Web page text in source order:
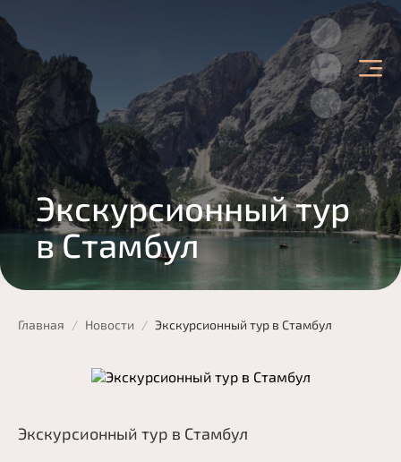
Главная
Подбор тура
Горящие туры
Туры из Витебска
Таиланд
О нас
Контакты
Экскурсионный тур
в Стамбул
Главная Новости Экскурсионный тур в Стамбул
Экскурсионный тур в Стамбул